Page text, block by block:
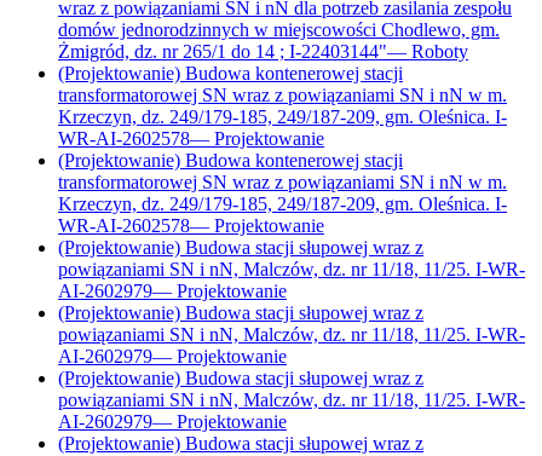
wraz z powiązaniami SN i nN dla potrzeb zasilania zespołu
domów jednorodzinnych w miejscowości Chodlewo, gm.
Żmigród, dz. nr 265/1 do 14 ; I-22403144"— Roboty
(Projektowanie) Budowa kontenerowej stacji
transformatorowej SN wraz z powiązaniami SN i nN w m.
Krzeczyn, dz. 249/179-185, 249/187-209, gm. Oleśnica. I-
WR-AI-2602578— Projektowanie
(Projektowanie) Budowa kontenerowej stacji
transformatorowej SN wraz z powiązaniami SN i nN w m.
Krzeczyn, dz. 249/179-185, 249/187-209, gm. Oleśnica. I-
WR-AI-2602578— Projektowanie
(Projektowanie) Budowa stacji słupowej wraz z
powiązaniami SN i nN, Malczów, dz. nr 11/18, 11/25. I-WR-
AI-2602979— Projektowanie
(Projektowanie) Budowa stacji słupowej wraz z
powiązaniami SN i nN, Malczów, dz. nr 11/18, 11/25. I-WR-
AI-2602979— Projektowanie
(Projektowanie) Budowa stacji słupowej wraz z
powiązaniami SN i nN, Malczów, dz. nr 11/18, 11/25. I-WR-
AI-2602979— Projektowanie
(Projektowanie) Budowa stacji słupowej wraz z